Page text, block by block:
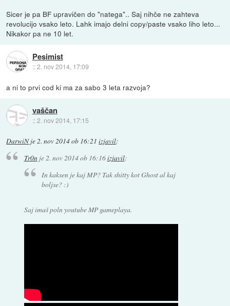
Sicer je pa BF upravičen do "natega".. Saj nihče ne zahteva
revolucijo vsako leto. Lahk imajo delni copy/paste vsako liho leto...
Nikakor pa ne 10 let.
Pesimist
::2. nov 2014, 17:09
a ni to prvi cod ki ma za sabo 3 leta razvoja?
vaščan
::2. nov 2014, 17:15
DarwiNje2. nov 2014 ob 16:21 izjavil:
Tr0nje2. nov 2014 ob 16:16izjavil:
In kaksen je kaj MP? Tak shitty kot Ghost al kaj
boljse? :)
Saj imaš poln youtube MP gameplaya.